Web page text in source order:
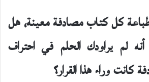
كل كتاب مصادفة معينة، هل
لم يراودك الحلم في احتراف
كانت وراء هذا القرار؟